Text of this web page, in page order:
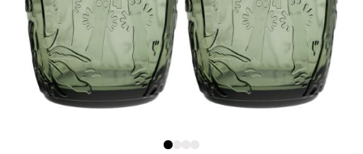
Velg
Mandal - Alti Mandal